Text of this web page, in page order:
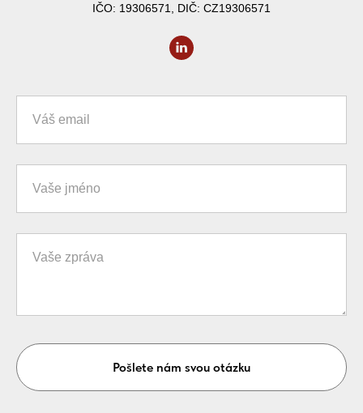
IČO: 19306571, DIČ: CZ19306571
Váš email
Vaše jméno
Vaše zpráva
Pošlete nám svou otázku